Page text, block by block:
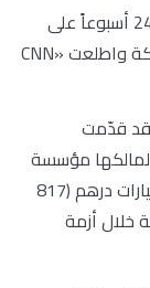
ومنحت المجموعة مكافأة لفرق عملها براتب 24 أسبوعاً على
خلفية النتائج، وفقاً لرسالة تلقاها موظفو الشركة واطلعت «CNN
قدّمت
دولار) ريعاً لمالكها مؤسسة
دبي للاستثمارات الحكومية، كما سددت ثلاثة مليارات درهم (817
خلال أزمة